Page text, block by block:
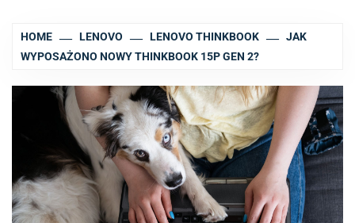
HOME LENOVO LENOVO THINKBOOK
JAK
WYPOSAŻONO NOWY THINKBOOK 15P GEN 2?